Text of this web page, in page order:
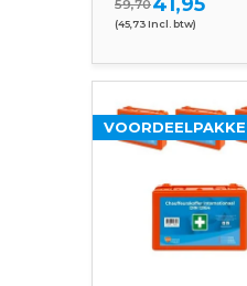
59,70
(45,73 Incl. btw)